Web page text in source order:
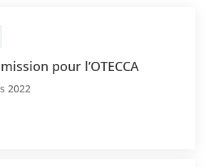
pour l’OTECCA
2022